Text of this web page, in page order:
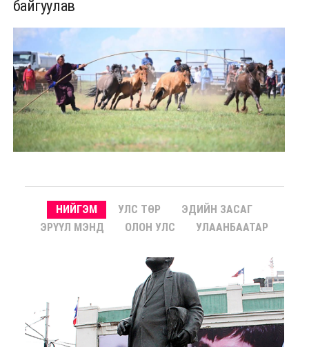
байгуулав
НИЙГЭМ УЛС ТӨР
ЭДИЙН ЗАСАГ
ЭРҮҮЛ МЭНД
ОЛОН УЛС УЛААНБААТАР